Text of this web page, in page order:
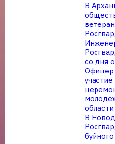
В
со дня
Офицер
области
В